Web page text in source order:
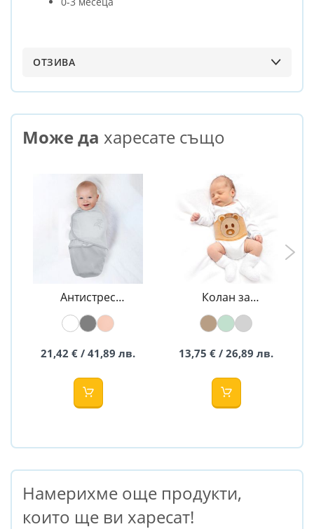
ОТЗИВА
Може да харесате също
Антистрес
пелена за
новородено
21,42 € / 41,89 лв.
Колан за
облекчаване на
колики с
костилки
13,75 € / 26,89 лв.
Намерихме още продукти,
които ще ви харесат!